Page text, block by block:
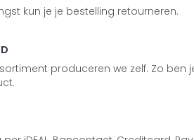
kun je je bestelling retourneren.
produceren we zelf. Zo ben